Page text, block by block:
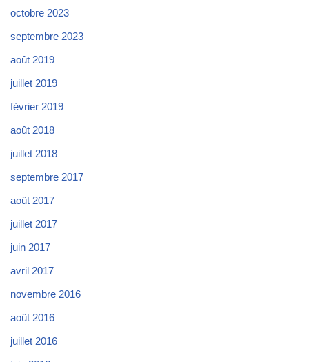
octobre 2023
septembre 2023
août 2019
juillet 2019
février 2019
août 2018
juillet 2018
septembre 2017
août 2017
juillet 2017
juin 2017
avril 2017
novembre 2016
août 2016
juillet 2016